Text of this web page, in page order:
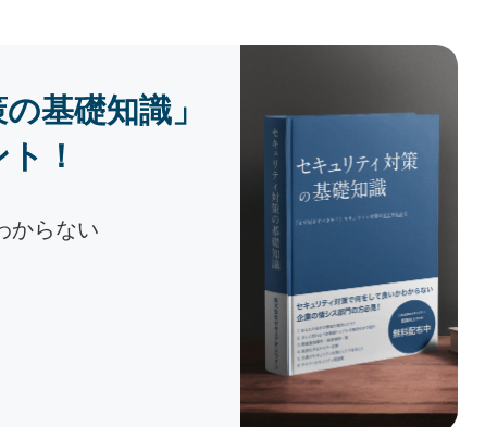
基礎知識」
！
からない